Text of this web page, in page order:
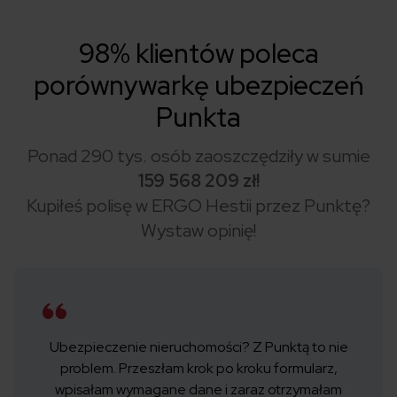
98% klientów poleca
porównywarkę ubezpieczeń
Punkta
Ponad 290 tys. osób zaoszczędziły w sumie
159 568 209 zł!
Kupiłeś polisę w ERGO Hestii przez Punktę?
Wystaw opinię!
Ubezpieczenie nieruchomości? Z Punktą to nie
problem. Przeszłam krok po kroku formularz,
wpisałam wymagane dane i zaraz otrzymałam